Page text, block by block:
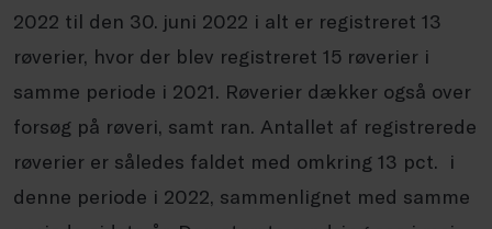
2022 til den 30. juni 2022 i alt er registreret 13
røverier, hvor der blev registreret 15 røverier i
samme periode i 2021. Røverier dækker også over
forsøg på røveri, samt ran. Antallet af registrerede
røverier er således faldet med omkring 13 pct. i
denne periode i 2022, sammenlignet med samme